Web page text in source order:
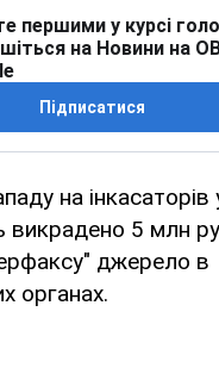
першими у курсі
на Новини на
Підписатися
на
викрадено 5 млн
джерело в
органах.